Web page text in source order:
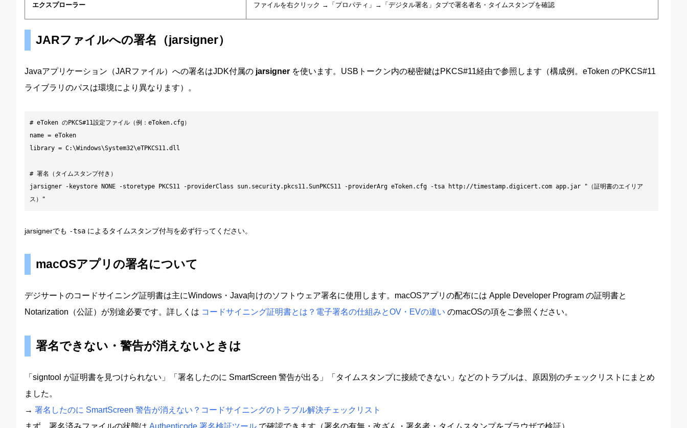
エクスプローラー ファイルを右クリック →「プロパティ」→「デジタル署名」タブで署名者名・タイムスタンプを確認
JARファイルへの署名（jarsigner）
Javaアプリケーション（JARファイル）への署名はJDK付属の jarsigner を使います。USBトークン内の秘密鍵はPKCS#11経由で参照します（構成例。eToken のPKCS#11
ライブラリのパスは環境により異なります）。
# eToken のPKCS#11設定ファイル（例：eToken.cfg）
name = eToken
library = C:\Windows\System32\eTPKCS11.dll
# 署名（タイムスタンプ付き）
jarsigner -keystore NONE -storetype PKCS11 -providerClass sun.security.pkcs11.SunPKCS11 -providerArg eToken.cfg -tsa http://timestamp.digicert.com app.jar "（証明書のエイリア
ス）"
jarsignerでも -tsa によるタイムスタンプ付与を必ず行ってください。
macOSアプリの署名について
デジサートのコードサイニング証明書は主にWindows・Java向けのソフトウェア署名に使用します。macOSアプリの配布には Apple Developer Program の証明書と
Notarization（公証）が別途必要です。詳しくは コードサイニング証明書とは？電子署名の仕組みとOV・EVの違い のmacOSの項をご参照ください。
署名できない・警告が消えないときは
「signtool が証明書を見つけられない」「署名したのに SmartScreen 警告が出る」「タイムスタンプに接続できない」などのトラブルは、原因別のチェックリストにまとめ
ました。
→ 署名したのに SmartScreen 警告が消えない？コードサイニングのトラブル解決チェックリスト
まず、署名済みファイルの状態は Authenticode 署名検証ツール で確認できます（署名の有無・改ざん・署名者・タイムスタンプをブラウザで検証）。